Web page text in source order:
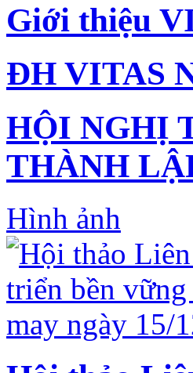
Giới thiệu
ĐH VITAS
HỘI NGHỊ
THÀNH
Hình ảnh